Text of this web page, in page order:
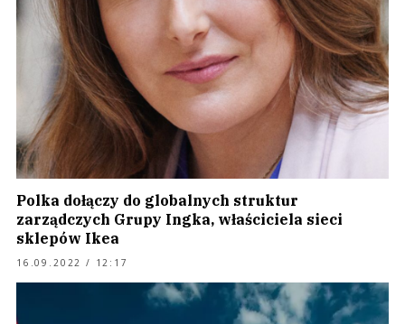
Polka dołączy do globalnych struktur
zarządczych Grupy Ingka, właściciela sieci
sklepów Ikea
16.09.2022 / 12:17